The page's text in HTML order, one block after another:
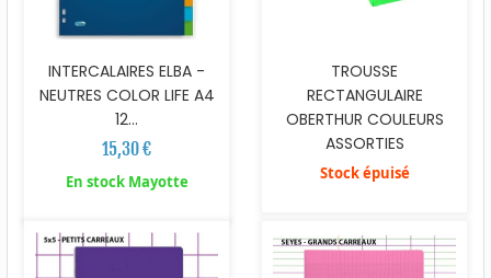
INTERCALAIRES ELBA -
NEUTRES COLOR LIFE A4
12...
15,30 €
En stock Mayotte
TROUSSE
RECTANGULAIRE
OBERTHUR COULEURS
ASSORTIES
Stock épuisé